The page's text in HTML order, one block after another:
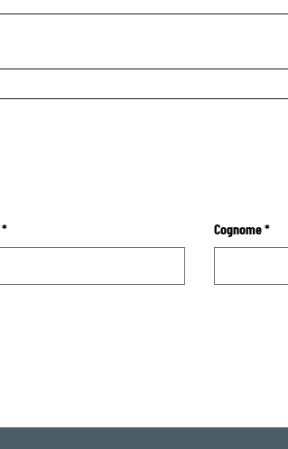
* Cognome*